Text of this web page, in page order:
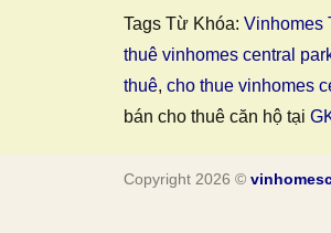
Tags Từ Khóa: Vinhomes
thuê vinhomes central
thuê, cho thue vinhomes
bán cho thuê căn hộ tại
Copyright 2026 ©